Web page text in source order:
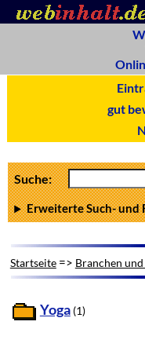
gut
Suche:
Erweiterte Such-
Startseite=> Branchen
Yoga (1)